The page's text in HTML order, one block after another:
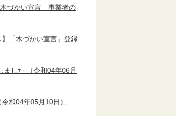
づかい宣言」事業者の
「木づかい宣言」登録
ました
（令和04年06月
令和04年05月10日）